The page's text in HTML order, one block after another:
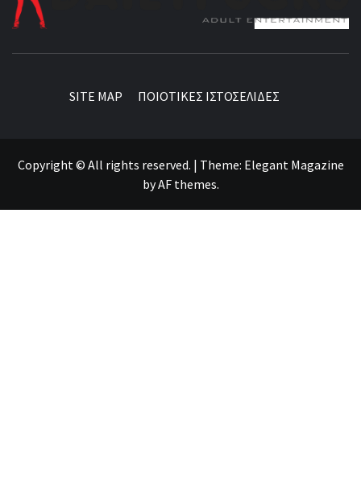
SITE MAP ΠΟΙΟΤΙΚΕΣ ΙΣΤΟΣΕΛΙΔΕΣ
Copyright © All rights reserved. | Theme: Elegant Magazine
byAF themes.